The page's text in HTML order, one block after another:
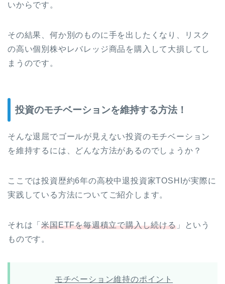
いからです。
その結果、何か別のものに手を出したくなり、リスク
の高い個別株やレバレッジ商品を購入して大損してし
まうのです。
投資のモチベーションを維持する方法！
そんな退屈でゴールが見えない投資のモチベーション
を維持するには、どんな方法があるのでしょうか？
ここでは投資歴約6年の高校中退投資家TOSHIが実際に
実践している方法についてご紹介します。
それは「米国ETFを毎週積立で購入し続ける」という
ものです。
モチベーション維持のポイント